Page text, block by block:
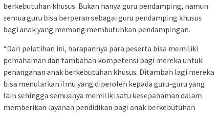
berkebutuhan khusus. Bukan hanya guru pendamping, namun
semua guru bisa berperan sebagai guru pendamping khusus
bagi anak yang memang membutuhkan pendampingan.
“Dari pelatihan ini, harapannya para peserta bisa memiliki
pemahaman dan tambahan kompetensi bagi mereka untuk
penanganan anak berkebutuhan khusus. Ditambah lagi mereka
bisa menularkan ilmu yang diperoleh kepada guru-guru yang
lain sehingga semuanya memiliki satu kesepahaman dalam
memberikan layanan pendidikan bagi anak berkebutuhan